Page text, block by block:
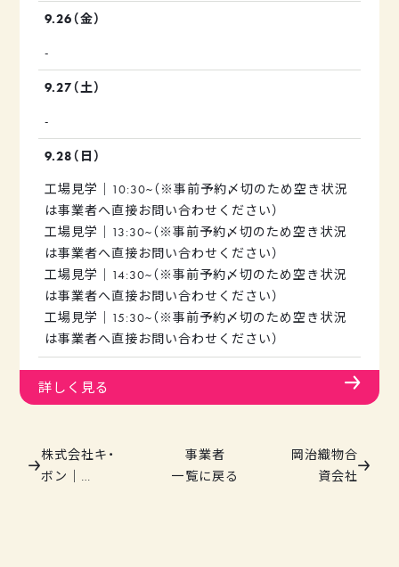
ー、そしてシャトル織機とは対極にある高速のエアー
す。
面に置き、間近に見ながらその仕組みを解説します。
工場の外では、藤祐繊維で織られた布の販売のほか、
共にジャカードカラミ織に取り組むブランドniki*も
参加するプチマルシェ。
お買い物をされたお客様にはミニゲーム（プレゼント
付き）もご用意してお待ちしております。
工場見学は予約優先。
当日の定員に空きがあれば随時ご参加いただけます。
お買い物だけでも気軽にお越しくださいませ。（プチ
マルシェ｜10:00～17:00）
9.26（金）
-
9.27（土）
-
9.28（日）
工場見学｜10:30~（※事前予約〆切のため空き状況
は事業者へ直接お問い合わせください）
工場見学｜13:30~（※事前予約〆切のため空き状況
は事業者へ直接お問い合わせください）
工場見学｜14:30~（※事前予約〆切のため空き状況
は事業者へ直接お問い合わせください）
工場見学｜15:30~（※事前予約〆切のため空き状況
は事業者へ直接お問い合わせください）
詳しく見る
株式会社キ・
ボン｜
事業者
一覧に戻る
岡治織物合
資会社